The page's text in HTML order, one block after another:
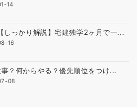
14
しっかり解説】宅建独学2ヶ月で一...
16
？何からやる？優先順位をつけ...
08